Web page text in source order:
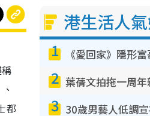
都
港生活人
1
2
3